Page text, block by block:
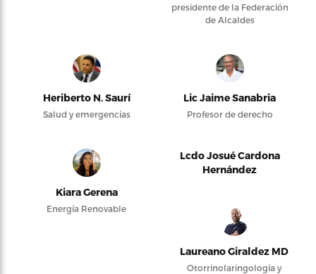
presidente de la Federación
de Alcaldes
Heriberto N. Saurí
Salud y emergencias
Lic Jaime Sanabria
Profesor de derecho
Kiara Gerena
Energía Renovable
Lcdo Josué Cardona
Hernández
Laureano Giraldez MD
Otorrinolaringología y